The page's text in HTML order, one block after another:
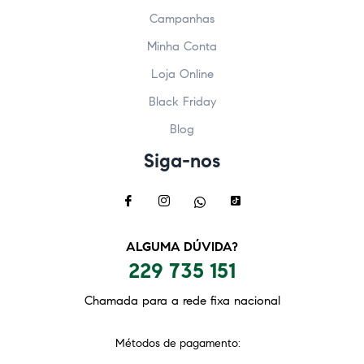
Campanhas
Minha Conta
Loja Online
Black Friday
Blog
Siga-nos
ALGUMA DÚVIDA?
229 735 151
Chamada para a rede fixa nacional
Métodos de pagamento: